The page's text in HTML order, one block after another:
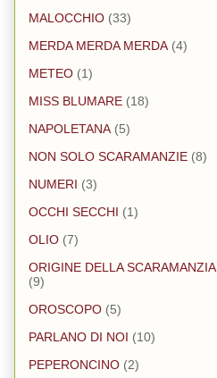
MALOCCHIO (33)
MERDA MERDA MERDA (4)
METEO (1)
MISS BLUMARE (18)
NAPOLETANA (5)
NON SOLO SCARAMANZIE (8)
NUMERI (3)
OCCHI SECCHI (1)
OLIO (7)
ORIGINE DELLA SCARAMANZIA
(9)
OROSCOPO (5)
PARLANO DI NOI (10)
PEPERONCINO (2)